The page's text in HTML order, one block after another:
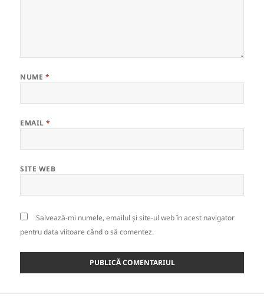
NUME *
EMAIL*
SITE WEB
Salvează-mi numele, emailul și site-ul web în acest navigator
pentru data viitoare când o să comentez.